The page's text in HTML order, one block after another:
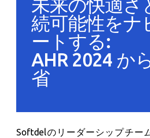
未来の快適さ
続可能性をナ
ートする:
AHR 2024 か
省
Softdelのリーダーシップチー